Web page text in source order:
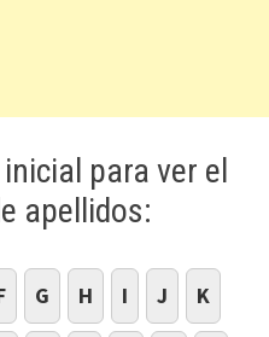
para ver el
apellidos:
G H I J K